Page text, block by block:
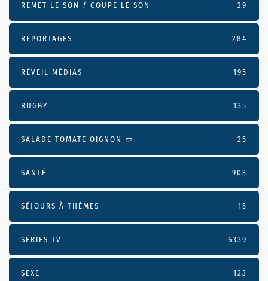
REMET LE SON / COUPE LE SON 29
REPORTAGES 284
RÉVEIL MÉDIAS 195
RUGBY 135
SALADE TOMATE OIGNON 🥙 25
SANTÉ 903
SÉJOURS À THÈMES 15
SÉRIES TV 6339
SEXE 123